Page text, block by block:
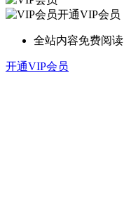
开通VIP会员
全站内容免费阅读
开通VIP会员